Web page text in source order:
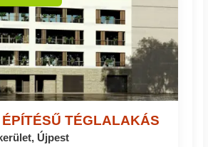
TÉGLALAKÁS
Újpest